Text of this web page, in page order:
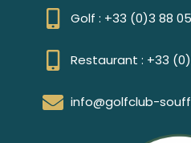
Golf : +33 (0)3 88
Restaurant : +33
info@golfclub-